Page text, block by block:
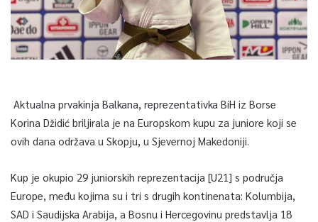
Aktualna prvakinja Balkana, reprezentativka BiH iz Borse
Korina Džidić briljirala je na Europskom kupu za juniore koji se
ovih dana održava u Skopju, u Sjevernoj Makedoniji.
Kup je okupio 29 juniorskih reprezentacija [U21] s područja
Europe, među kojima su i tri s drugih kontinenata: Kolumbija,
SAD i Saudijska Arabija, a Bosnu i Hercegovinu predstavlja 18